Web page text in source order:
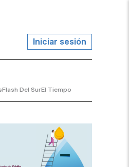
Iniciar sesión
Flash Del SurEl Tiempo